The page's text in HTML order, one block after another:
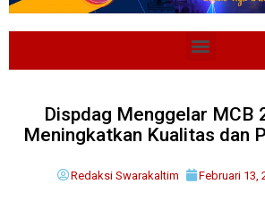
Dispdag Menggelar MCB
Meningkatkan Kualitas dan
Redaksi Swarakaltim Februari 13,